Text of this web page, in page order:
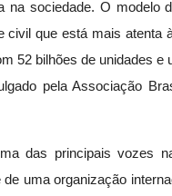
na sociedade. O modelo
que está mais atenta
52 bilhões de unidades
pela Associação
das principais vozes
uma organização